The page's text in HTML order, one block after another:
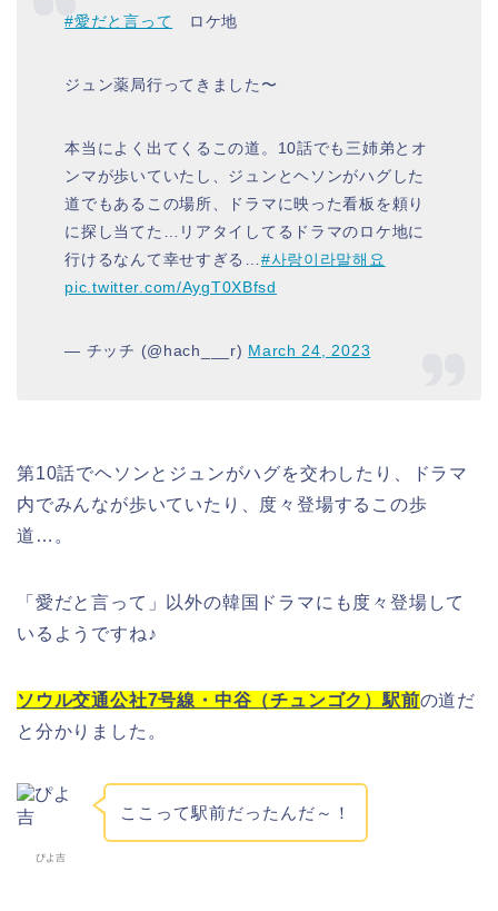
#愛だと言って ロケ地
ジュン薬局行ってきました〜
本当によく出てくるこの道。10話でも三姉弟とオ
ンマが歩いていたし、ジュンとヘソンがハグした
道でもあるこの場所、ドラマに映った看板を頼り
に探し当てた…リアタイしてるドラマのロケ地に
行けるなんて幸せすぎる… #사랑이라말해요
pic.twitter.com/AygT0XBfsd
— チッチ (@hach___r) March 24, 2023
第10話でヘソンとジュンがハグを交わしたり、ドラマ
内でみんなが歩いていたり、度々登場するこの歩
道…。
「愛だと言って」以外の韓国ドラマにも度々登場して
いるようですね♪
ソウル交通公社7号線・中谷（チュンゴク）駅前の道だ
と分かりました。
ぴよ吉
ここって駅前だったんだ～！